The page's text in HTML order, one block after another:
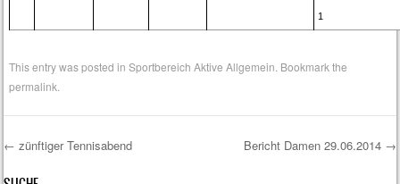
1
This entry was posted inSportbereich Aktive Allgemein . Bookmark the
permalink
← zünftiger Tennisabend Bericht Damen 29.06.2014 →